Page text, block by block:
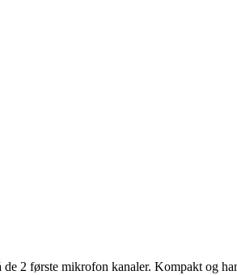
2 første mikrofon kanaler. Kompakt og